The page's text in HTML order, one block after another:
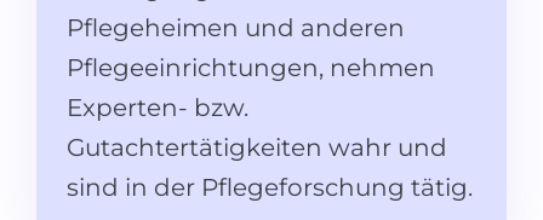
Sprachvisum
STUDIENKOLLEG
Studienkollegs
Studienkolleg-Kurse
Freshman / Foundation
Bachelor
Master
Zweitstudium
BEWERBEN NACH …
Pflegeheimen und anderen
Pflegeeinrichtungen, nehmen
Experten- bzw.
Gutachtertätigkeiten wahr und
sind in der Pflegeforschung tätig.